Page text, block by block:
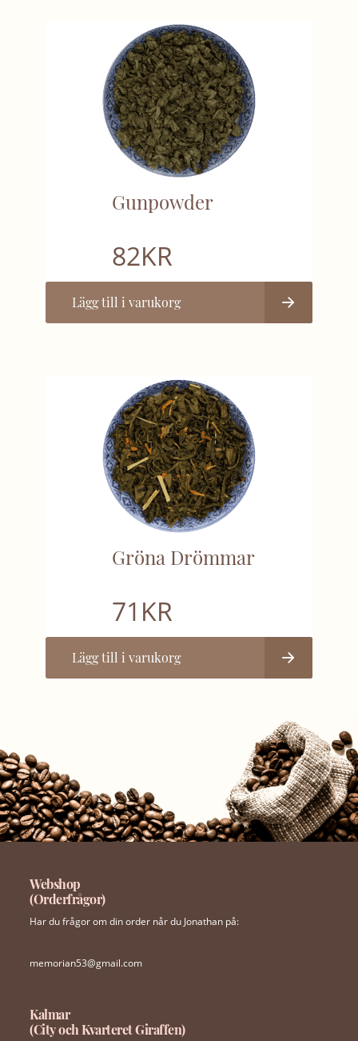
Gunpowder
82KR
Lägg till i varukorg
Gröna Drömmar
71 KR
Lägg till i varukorg
Webshop
(Orderfrågor)
Har du frågor om din order når du Jonathan på:
memorian53@gmail.com
Kalmar
(City och Kvarteret Giraffen)